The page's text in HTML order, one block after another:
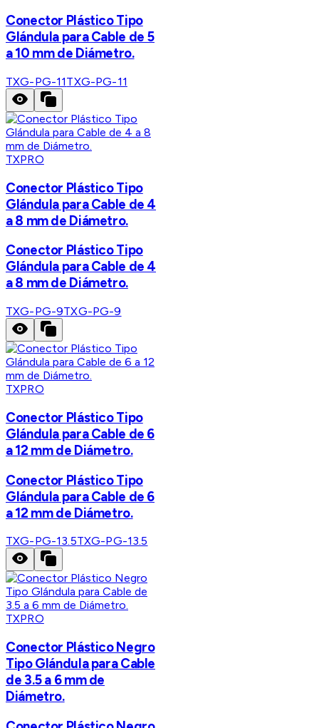
Conector Plástico Tipo
Glándula para Cable de 5
a 10 mm de Diámetro.
TXG-PG-11TXG-PG-11
TXPRO
Conector Plástico Tipo
Glándula para Cable de 4
a 8 mm de Diámetro.
Conector Plástico Tipo
Glándula para Cable de 4
a 8 mm de Diámetro.
TXG-PG-9TXG-PG-9
TXPRO
Conector Plástico Tipo
Glándula para Cable de 6
a 12 mm de Diámetro.
Conector Plástico Tipo
Glándula para Cable de 6
a 12 mm de Diámetro.
TXG-PG-13.5TXG-PG-13.5
TXPRO
Conector Plástico Negro
Tipo Glándula para Cable
de 3.5 a 6 mm de
Diámetro.